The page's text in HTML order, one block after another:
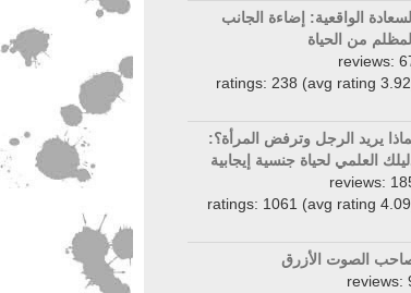
السعادة الواقعية: إضاءة الجانب
المظلم من الحياة
reviews:
ratings: 238 (avg rating
يريد الرجل وترفض المرأة؟:
العلمي لحياة جنسية إيجابية
reviews:
ratings: 1061 (avg rating
الصوت الأزرق
reviews: